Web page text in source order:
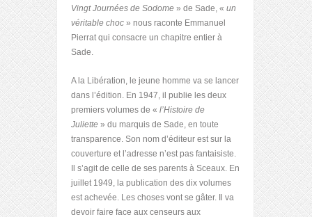
Vingt Journées de Sodome » de Sade, « un
véritable choc » nous raconte Emmanuel
Pierrat qui consacre un chapitre entier à
Sade.
A la Libération, le jeune homme va se lancer
dans l’édition. En 1947, il publie les deux
premiers volumes de « l’Histoire de
Juliette » du marquis de Sade, en toute
transparence. Son nom d’éditeur est sur la
couverture et l’adresse n’est pas fantaisiste.
Il s’agit de celle de ses parents à Sceaux. En
juillet 1949, la publication des dix volumes
est achevée. Les choses vont se gâter. Il va
devoir faire face aux censeurs aux